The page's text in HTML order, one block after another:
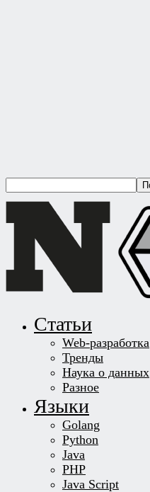
Статьи
Web-разработка
Тренды
Наука о данных
Разное
Языки
Golang
Python
Java
PHP
Java Script